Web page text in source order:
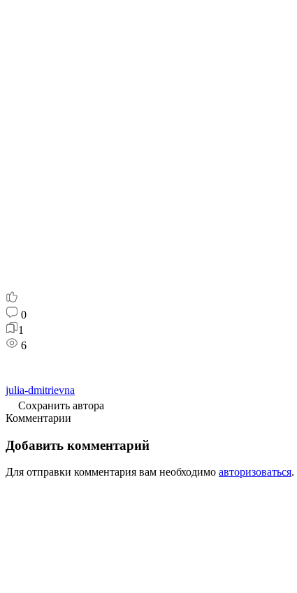
0
1
6
julia-dmitrievna
Сохранить автора
Комментарии
Добавить комментарий
Для отправки комментария вам необходимо авторизоваться.